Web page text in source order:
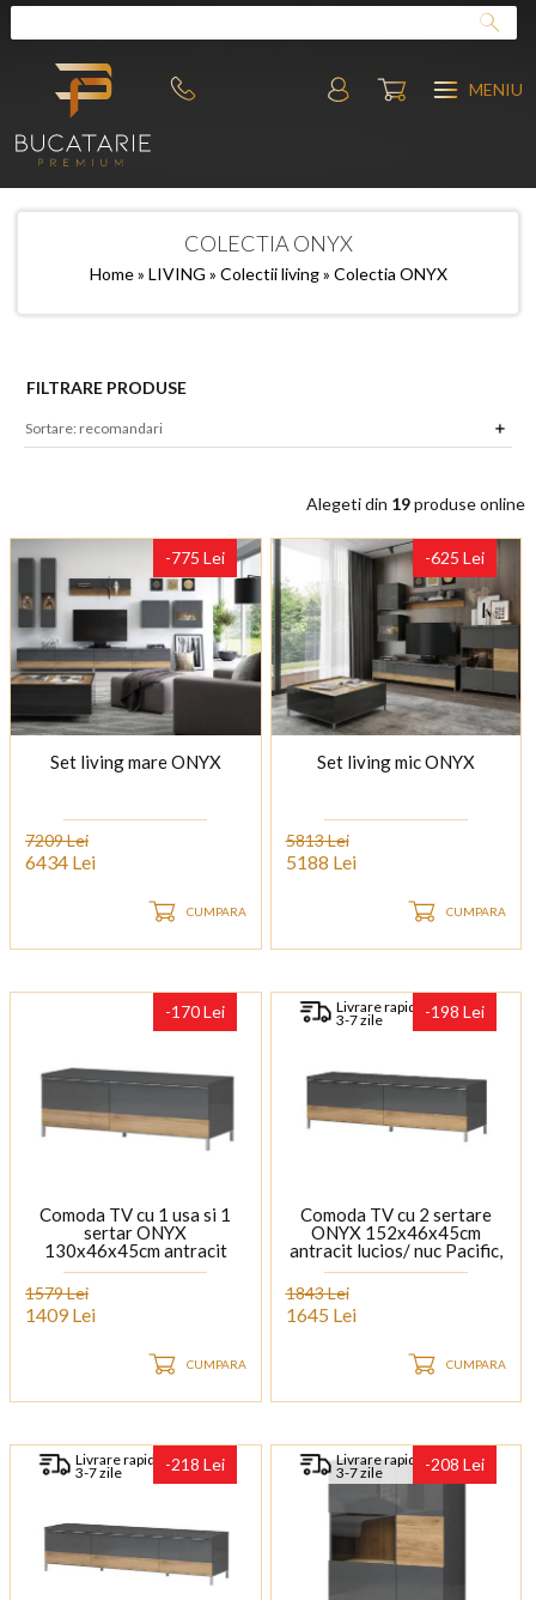
MENIU
COLECTIA ONYX
Home» LIVING » Colectii living» Colectia ONYX
FILTRARE PRODUSE
Alegeti din 19produse online
-775 Lei
Set living mare ONYX
7209 Lei
6434 Lei
CUMPARA
-625 Lei
Set living mic ONYX
5813 Lei
5188 Lei
CUMPARA
-170 Lei
Comoda TV cu 1 usa si 1
sertar ONYX
130x46x45cm antracit
lucios/ nuc Pacific, manere
si picioare crom
1579 Lei
1409 Lei
CUMPARA
Livrare rapida
3-7 zile -198 Lei
Comoda TV cu 2 sertare
ONYX 152x46x45cm
antracit lucios/ nuc Pacific,
manere si picioare crom
1843 Lei
1645 Lei
CUMPARA
Livrare rapida
3-7 zile -218 Lei Livrare rapida
3-7 zile -208 Lei